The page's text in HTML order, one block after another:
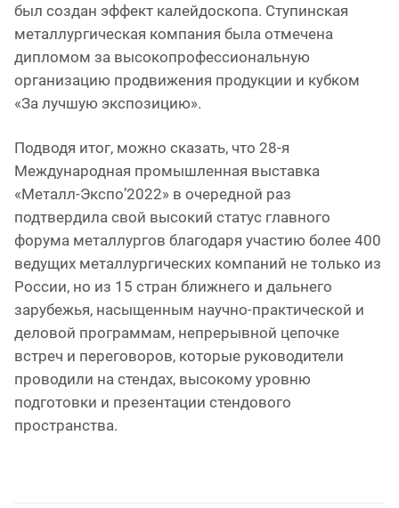
был создан эффект калейдоскопа. Ступинская
металлургическая компания была отмечена
дипломом за высокопрофессиональную
организацию продвижения продукции и кубком
«За лучшую экспозицию».
Подводя итог, можно сказать, что 28-я
Международная промышленная выставка
«Металл-Экспо’2022» в очередной раз
подтвердила свой высокий статус главного
форума металлургов благодаря участию более 400
ведущих металлургических компаний не только из
России, но из 15 стран ближнего и дальнего
зарубежья, насыщенным научно-практической и
деловой программам, непрерывной цепочке
встреч и переговоров, которые руководители
проводили на стендах, высокому уровню
подготовки и презентации стендового
пространства.